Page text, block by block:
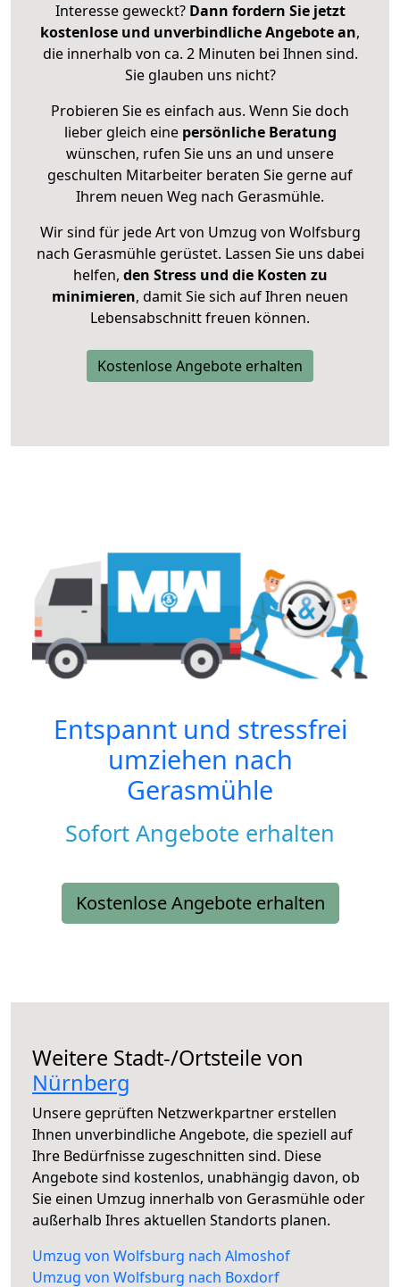
Interesse geweckt? Dann fordern Sie jetzt
kostenlose und unverbindliche Angebote an,
die innerhalb von ca. 2 Minuten bei Ihnen sind.
Sie glauben uns nicht?
Probieren Sie es einfach aus. Wenn Sie doch
lieber gleich eine persönliche Beratung
wünschen, rufen Sie uns an und unsere
geschulten Mitarbeiter beraten Sie gerne auf
Ihrem neuen Weg nach Gerasmühle.
Wir sind für jede Art von Umzug von Wolfsburg
nach Gerasmühle gerüstet. Lassen Sie uns dabei
helfen, den Stress und die Kosten zu
minimieren, damit Sie sich auf Ihren neuen
Lebensabschnitt freuen können.
Kostenlose Angebote erhalten
Entspannt und stressfrei
umziehen nach
Gerasmühle
Sofort Angebote erhalten
Kostenlose Angebote erhalten
Weitere Stadt-/Ortsteile von
Nürnberg
Unsere geprüften Netzwerkpartner erstellen
Ihnen unverbindliche Angebote, die speziell auf
Ihre Bedürfnisse zugeschnitten sind. Diese
Angebote sind kostenlos, unabhängig davon, ob
Sie einen Umzug innerhalb von Gerasmühle oder
außerhalb Ihres aktuellen Standorts planen.
Umzug von Wolfsburg nach Almoshof
Umzug von Wolfsburg nach Boxdorf